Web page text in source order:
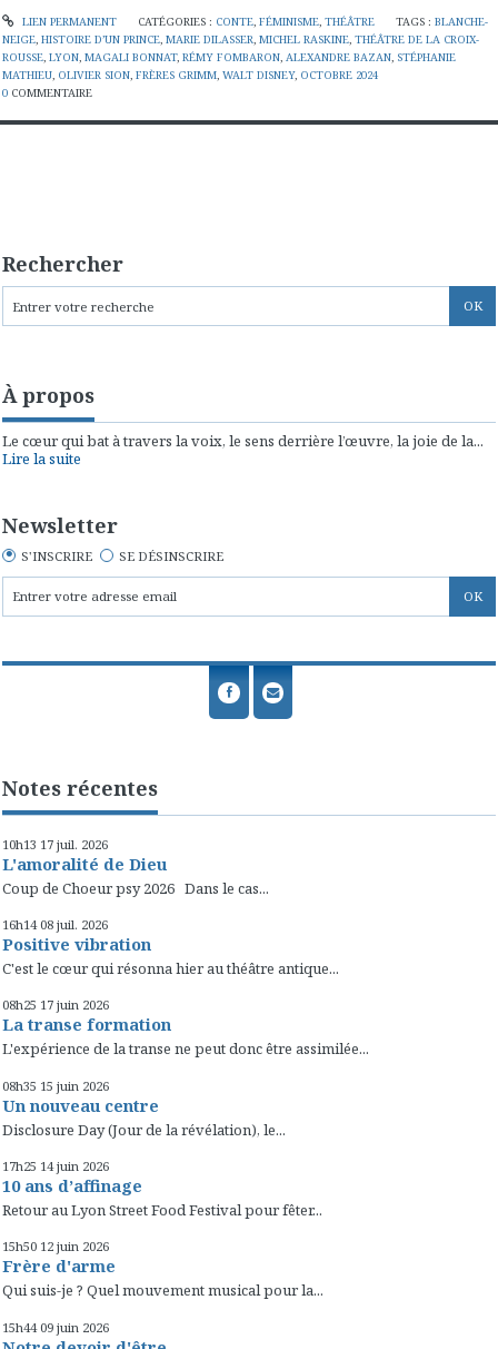
LIEN PERMANENT CATÉGORIES : CONTE, FÉMINISME, THÉÂTRE TAGS :BLANCHE-
NEIGE, HISTOIRE D’UN PRINCE, MARIE DILASSER, MICHEL RASKINE, THÉÂTRE DE LA CROIX-
ROUSSE, LYON, MAGALI BONNAT, RÉMY FOMBARON, ALEXANDRE BAZAN, STÉPHANIE
MATHIEU, OLIVIER SION, FRÈRES GRIMM, WALT DISNEY, OCTOBRE 2024
0 COMMENTAIRE
Rechercher
À propos
Le cœur qui bat à travers la voix, le sens derrière l’œuvre, la joie de la...
Lire la suite
Newsletter
S'INSCRIRE SE DÉSINSCRIRE
Notes récentes
10h13 17 juil. 2026
L'amoralité de Dieu
Coup de Choeur psy 2026 Dans le cas...
16h14 08 juil. 2026
Positive vibration
C'est le cœur qui résonna hier au théâtre antique...
08h25 17 juin 2026
La transe formation
L'expérience de la transe ne peut donc être assimilée...
08h35 15 juin 2026
Un nouveau centre
Disclosure Day (Jour de la révélation), le...
17h25 14 juin 2026
10 ans d’affinage
Retour au Lyon Street Food Festival pour fêter...
15h50 12 juin 2026
Frère d'arme
Qui suis-je ? Quel mouvement musical pour la...
15h44 09 juin 2026